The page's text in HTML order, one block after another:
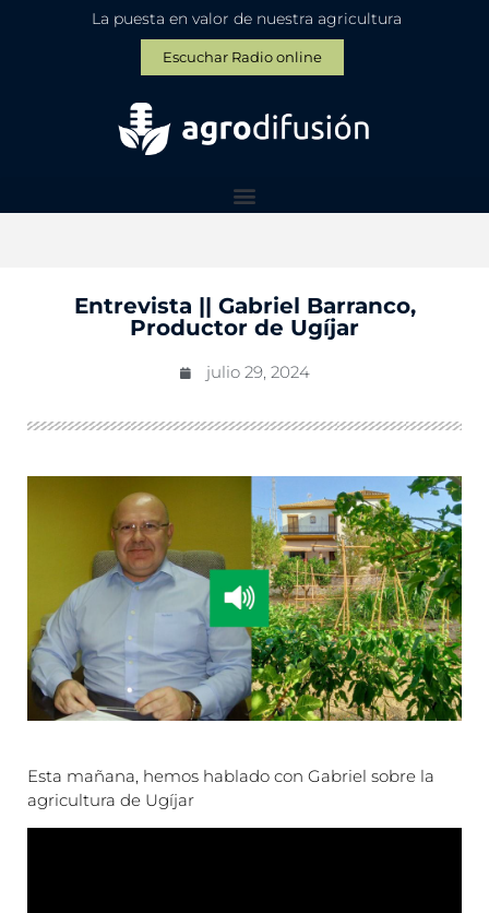
La puesta en valor de nuestra agricultura
Escuchar Radio online
Entrevista || Gabriel Barranco,
Productor de Ugíjar
julio 29, 2024
Esta mañana, hemos hablado con Gabriel sobre la
agricultura de Ugíjar